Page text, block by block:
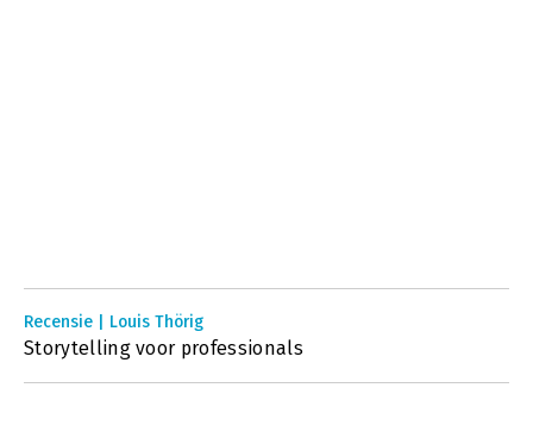
Recensie | Louis Thörig
Storytelling voor professionals